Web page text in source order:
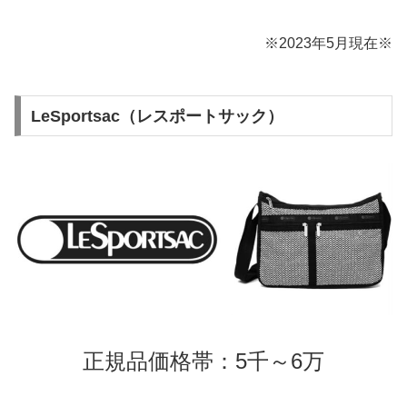
※2023年5月現在※
LeSportsac（レスポートサック）
正規品価格帯：5千～6万